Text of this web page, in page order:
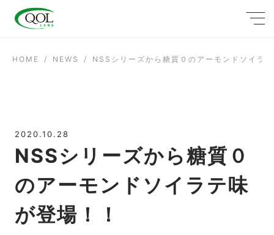
HOME NEWS NSSシリーズから糖質０のアーモンドソイラ
2020.10.28
NSSシリーズから糖質０
のアーモンドソイラテ味
が登場！！